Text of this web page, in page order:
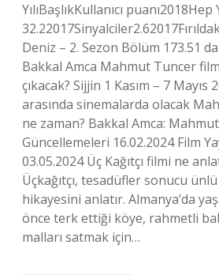
YılıBaşlıkKullanıcı puanı2018Hep
Deniz – 2. Sezon Bölüm 173.51
Bakkal Amca Mahmut Tuncer
çıkacak? Sijjin 1 Kasım – 7 Mayıs
arasında sinemalarda olacak
ne zaman? Bakkal Amca:
Güncellemeleri 16.02.2024 Film
03.05.2024 Üç Kağıtçı filmi ne
Üçkağıtçı, tesadüfler sonucu
hikayesini anlatır. Almanya’da
önce terk ettiği köye, rahmetli
malları satmak için…